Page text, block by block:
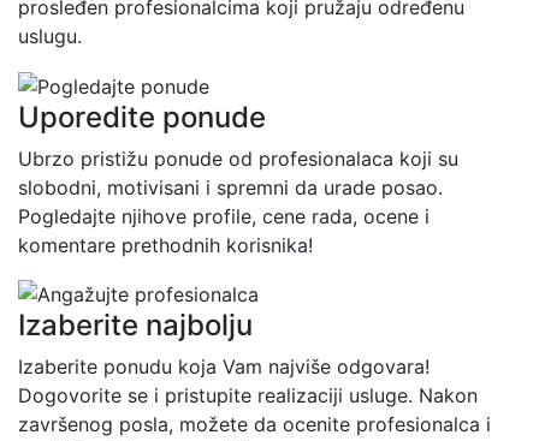
prosleđen profesionalcima koji pružaju određenu
uslugu.
Uporedite ponude
Ubrzo pristižu ponude od profesionalaca koji su
slobodni, motivisani i spremni da urade posao.
Pogledajte njihove profile, cene rada, ocene i
komentare prethodnih korisnika!
Izaberite najbolju
Izaberite ponudu koja Vam najviše odgovara!
Dogovorite se i pristupite realizaciji usluge. Nakon
završenog posla, možete da ocenite profesionalca i